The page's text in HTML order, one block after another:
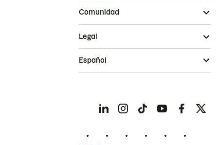
Comunidad
Legal
Español